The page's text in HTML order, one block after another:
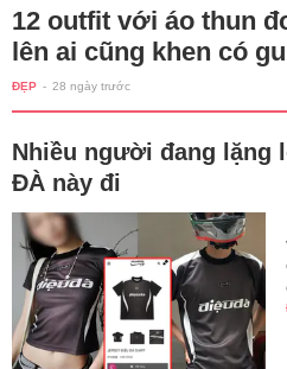
12 outfit với áo thun
lên ai cũng khen có gu
ĐẸP - 28 ngày trước
Nhiều người đang lặng
ĐÀ này đi